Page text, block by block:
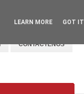
CONTACTENOS
LEARN MORE GOT IT